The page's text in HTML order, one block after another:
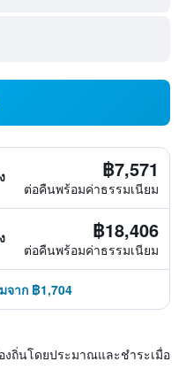
฿7,571
ต่อคืนพร้อมค่าธรรมเนียม
฿18,406
ต่อคืนพร้อมค่าธรรมเนียม
จาก ฿1,704
ถิ่นโดยประมาณและชำระเมื่อ